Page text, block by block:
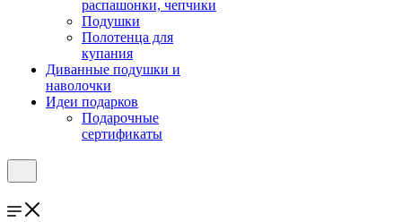
распашонки, чепчики
Подушки
Полотенца для
купания
Диванные подушки и
наволочки
Идеи подарков
Подарочные
сертификаты